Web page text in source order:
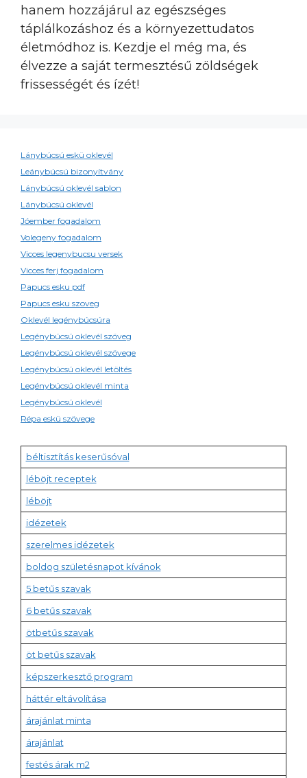
hanem hozzájárul az egészséges
táplálkozáshoz és a környezettudatos
életmódhoz is. Kezdje el még ma, és
élvezze a saját termesztésű zöldségek
frissességét és ízét!
Lánybúcsú eskü oklevél
Leánybúcsú bizonyítvány
Lánybúcsú oklevél sablon
Lánybúcsú oklevél
Jóember fogadalom
Volegeny fogadalom
Vicces legenybucsu versek
Vicces ferj fogadalom
Papucs esku pdf
Papucs esku szoveg
Oklevél legénybúcsúra
Legénybúcsú oklevél szöveg
Legénybúcsú oklevél szövege
Legénybúcsú oklevél letöltés
Legénybúcsú oklevél minta
Legénybúcsú oklevél
Répa eskü szövege
béltisztítás keserűsóval
léböjt receptek
léböjt
idézetek
szerelmes idézetek
boldog születésnapot kívánok
5 betűs szavak
6 betűs szavak
ötbetűs szavak
öt betűs szavak
képszerkesztő program
háttér eltávolítása
árajánlat minta
árajánlat
festés árak m2